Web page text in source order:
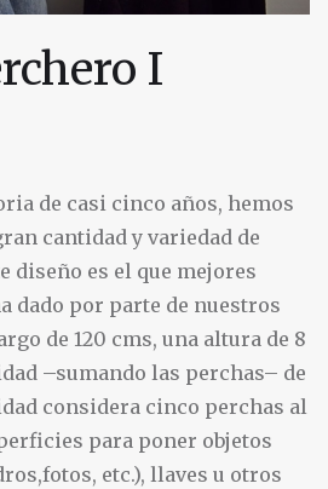
I
de casi cinco años, hemos
cantidad y variedad de
diseño es el que mejores
dado por parte de nuestros
de 120 cms, una altura de 8
–sumando las perchas– de
considera cinco perchas al
para poner objetos
etc.), llaves u otros